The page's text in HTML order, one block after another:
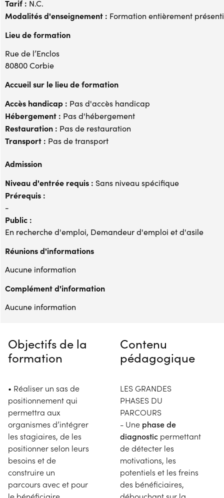
Tarif : N.C.
Modalités d'enseignement : Formation entièrement
Lieu de formation
Rue de l’Enclos
80800 Corbie
Accueil sur le lieu de formation
Accès handicap : Pas d'accès handicap
Hébergement : Pas d'hébergement
Restauration : Pas de restauration
Transport : Pas de transport
Admission
Niveau d'entrée requis : Sans niveau spécifique
Prérequis :
-
Public :
En recherche d'emploi, Demandeur d'emploi et d'asile
Réunions d'informations
Aucune information
Complément d'information
Aucune information
Objectifs de la
formation
• Réaliser un sas de
positionnement qui
permettra aux
organismes d’intégrer
les stagiaires, de les
positionner selon leurs
besoins et de
construire un
parcours avec et pour
Contenu
pédagogique
LES GRANDES
PHASES DU
PARCOURS
- Une phase de
diagnostic permettant
de détecter les
motivations, les
potentiels et les freins
des bénéficiaires,